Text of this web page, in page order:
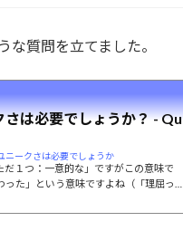
質問を立てました。
は必要でしょうか？ - Qu
ークさは必要でしょうか
だ１つ：一意的な」ですがこの意味で
た」という意味ですよね（「理屈っ
れていた者として回答します。 研修